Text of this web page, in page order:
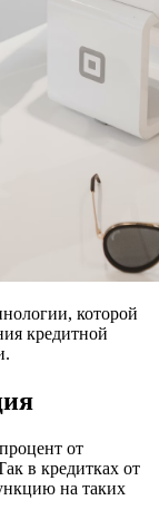
которой
кредитной
от
в кредитках от
на таких